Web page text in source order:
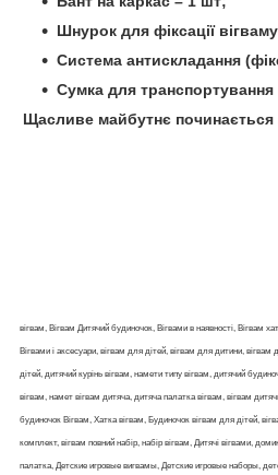
Шнурок для фіксації
Система антискладання
Сумка для транспортування
Щасливе майбутнє
вігвам, Вігвам Дитячий будиночок, Вігвами в наявності, Вігвам
Вігвами і аксесуари, вігвам для дітей, вігвам для дитини,
дітей, дитячий курінь вігвам, намети типу вігвам, дитячий
вігвам, намет вігвам дитяча, дитяча палатка вігвам, вігвам
будиночок Вігвам, Хатка вігвам, Будиночок вігвам для дітей,
комплект, вігвам повний набір, набір вігвам, Дитячі вігвами,
палатка, Детские игровые вигвамы, Детские игровые наборы,